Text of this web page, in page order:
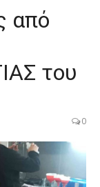
από
του
0